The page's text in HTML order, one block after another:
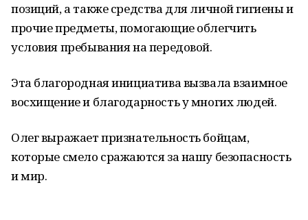
позиций, а также средства для личной гигиены и
прочие предметы, помогающие облегчить
условия пребывания на передовой.
Эта благородная инициатива вызвала взаимное
восхищение и благодарность у многих людей.
Олег выражает признательность бойцам,
которые смело сражаются за нашу безопасность
и мир.